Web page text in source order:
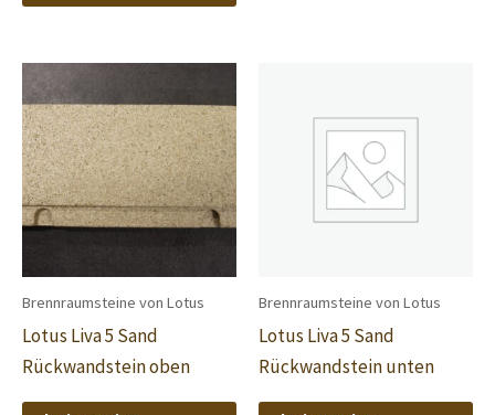
Brennraumsteine von Lotus
Lotus Liva 5 Sand
Rückwandstein oben
Brennraumsteine von Lotus
Lotus Liva 5 Sand
Rückwandstein unten